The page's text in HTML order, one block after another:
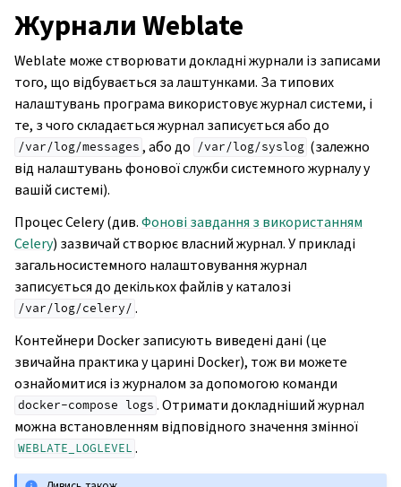
Журнали Weblate
Weblate може створювати докладні журнали із записами
того, що відбувається за лаштунками. За типових
налаштувань програма використовує журнал системи, і
те, з чого складається журнал записується або до
/var/log/messages , або до /var/log/syslog (залежно
від налаштувань фонової служби системного журналу у
вашій системі).
Процес Celery (див.Фонові завдання з використанням
Celery) зазвичай створює власний журнал. У прикладі
загальносистемного налаштовування журнал
записується до декількох файлів у каталозі
/var/log/celery/ .
Контейнери Docker записують виведені дані (це
звичайна практика у царині Docker), тож ви можете
ознайомитися із журналом за допомогою команди
docker-compose logs . Отримати докладніший журнал
можна встановленням відповідного значення змінної
WEBLATE_LOGLEVEL .